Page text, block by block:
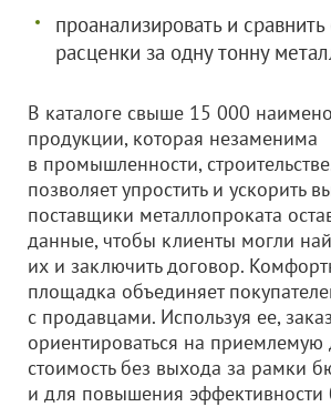
проанализировать и
расценки за одну тонну
В каталоге свыше 15 000
продукции, которая незаменима
в промышленности,
позволяет упростить и ускорить
поставщики металлопроката
данные, чтобы клиенты могли
их и заключить договор.
площадка объединяет
с продавцами. Используя ее,
ориентироваться на приемлемую
стоимость без выхода за рамки
и для повышения эффективности